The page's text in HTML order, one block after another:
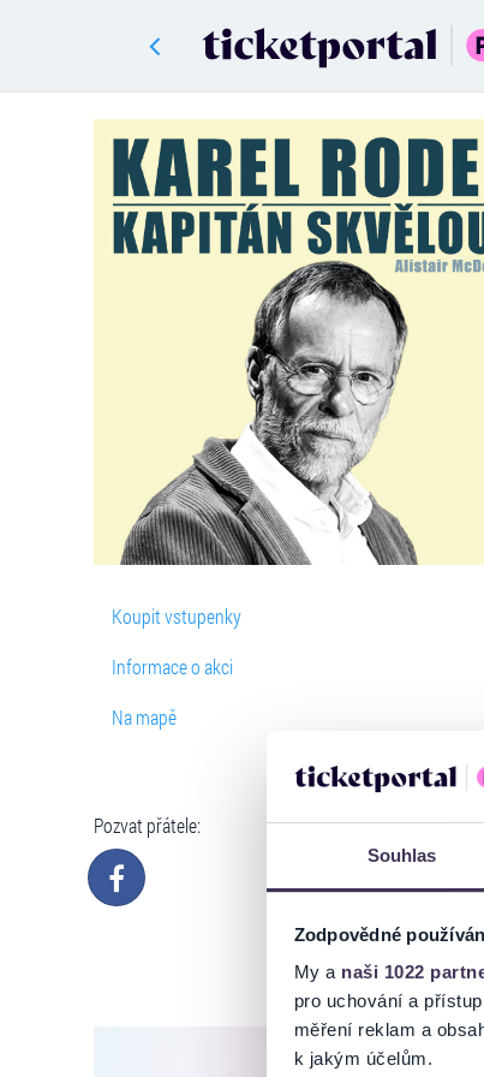
Souhlas
Zodpovědné
My a naši 1022
pro uchování a
měření reklam a
k jakým účelům.
Koupit vstupenky
Informace o akci
Na mapě
Pozvat přátele: